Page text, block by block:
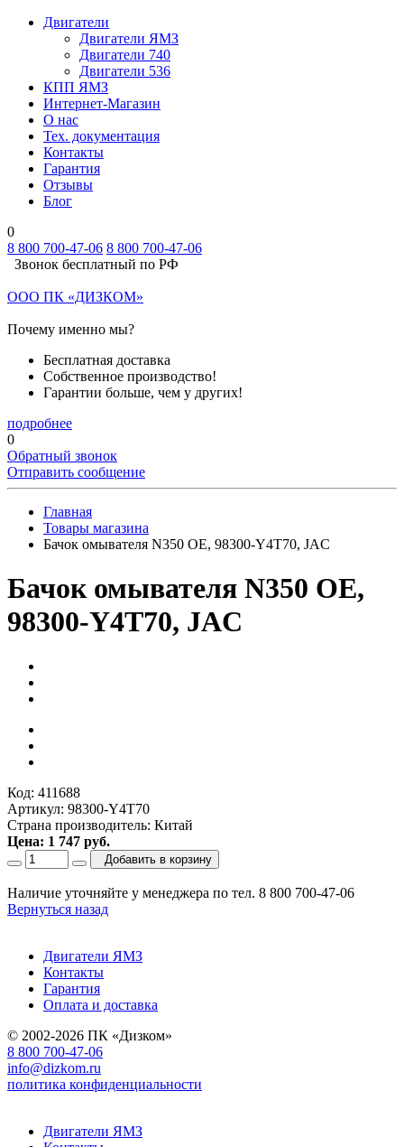
Двигатели
Двигатели ЯМЗ
Двигатели 740
Двигатели 536
КПП ЯМЗ
Интернет-Магазин
О нас
Тех. документация
Контакты
Гарантия
Отзывы
Блог
0
8 800 700-47-06 8 800 700-47-06
Звонок бесплатный по РФ
ООО ПК «ДИЗКОМ»
Почему именно мы?
Бесплатная доставка
Собственное производство!
Гарантии больше, чем у других!
подробнее
0
Обратный звонок
Отправить сообщение
Главная
Товары магазина
Бачок омывателя N350 OE, 98300-Y4T70, JAC
Бачок омывателя N350 OE,
98300-Y4T70, JAC
Код: 411688
Артикул: 98300-Y4T70
Страна производитель: Китай
Цена: 1 747 руб.
Добавить в корзину
Наличие уточняйте у менеджера по тел. 8 800 700-47-06
Вернуться назад
Двигатели ЯМЗ
Контакты
Гарантия
Оплата и доставка
© 2002-2026 ПК «Дизком»
8 800 700-47-06
info@dizkom.ru
политика конфиденциальности
Двигатели ЯМЗ